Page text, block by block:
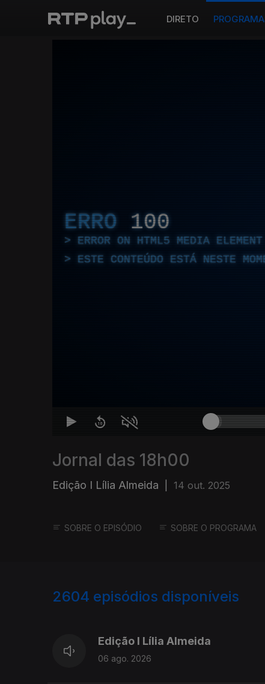
DIRETO
ERRO 100
ERROR ON HTML5 MEDIA ELEMENT
ESTE CONTEÚDO ESTÁ NESTE
Jornal das 18h00
Edição I Lília Almeida 14 out. 2025
SOBRE O EPISÓDIO SOBRE O PROGRAMA
2604 episódios disponíveis
Edição I Lília Almeida
06 ago. 2026